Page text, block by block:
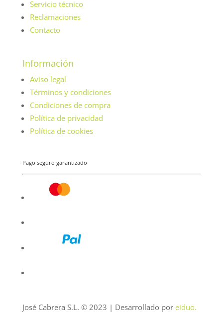
Servicio técnico
Reclamaciones
Contacto
Información
Aviso legal
Términos y condiciones
Condiciones de compra
Política de privacidad
Política de cookies
Pago seguro garantizado
José Cabrera S.L. © 2023 | Desarrollado por eiduo.